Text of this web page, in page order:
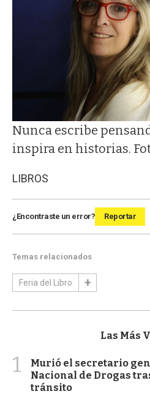
Nunca escribe
inspira en historias.
LIBROS
¿Encontraste un error? Reportar
Temas relacionados
Feria del Libro
Las Más
1
Murió el secretario
Nacional de Drogas
tránsito